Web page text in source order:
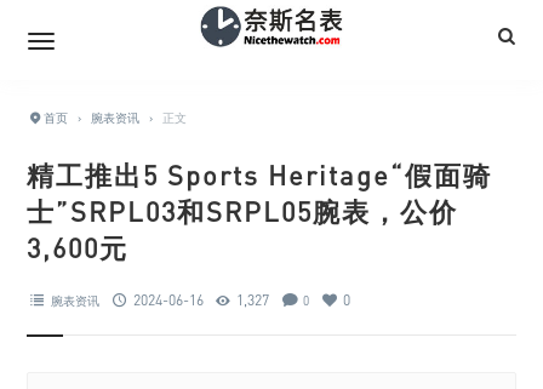
首页 › 腕表资讯 › 正文
精工推出5 Sports Heritage“假面骑
士”SRPL03和SRPL05腕表，公价
3,600元
腕表资讯 2024-06-16 1,327 0 0